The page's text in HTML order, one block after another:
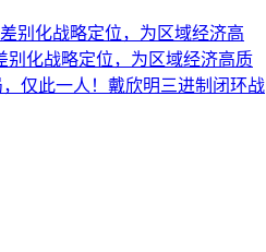
别化战略定位，为区域经济高
化战略定位，为区域经济高质
仅此一人！戴欣明三进制闭环战